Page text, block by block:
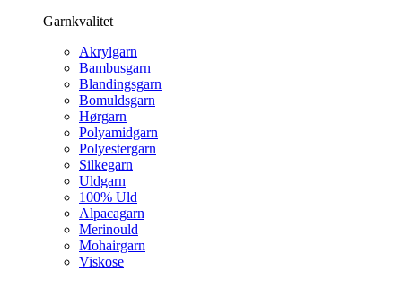
Garnkvalitet
Akrylgarn
Bambusgarn
Blandingsgarn
Bomuldsgarn
Hørgarn
Polyamidgarn
Polyestergarn
Silkegarn
Uldgarn
100% Uld
Alpacagarn
Merinould
Mohairgarn
Viskose